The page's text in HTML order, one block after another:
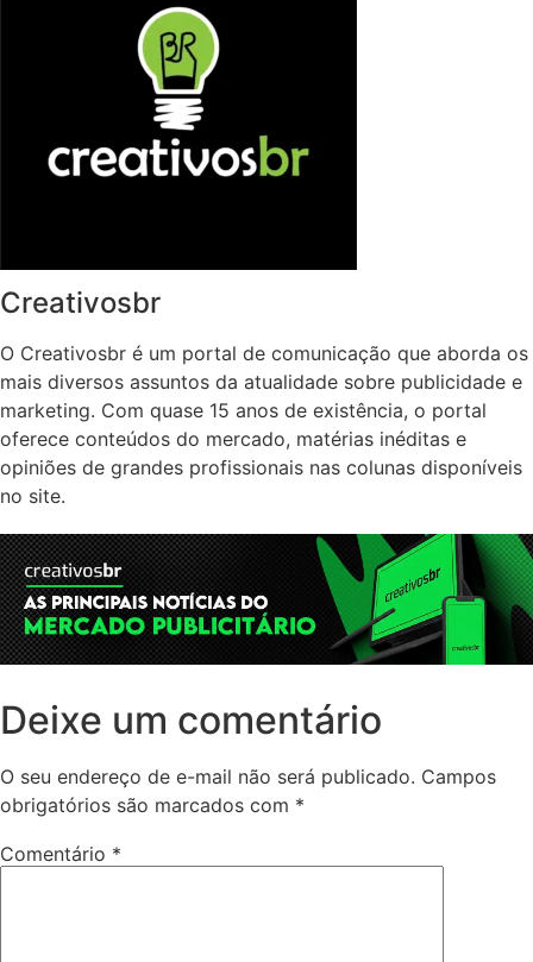
Creativosbr
O Creativosbr é um portal de comunicação que aborda os
mais diversos assuntos da atualidade sobre publicidade e
marketing. Com quase 15 anos de existência, o portal
oferece conteúdos do mercado, matérias inéditas e
opiniões de grandes profissionais nas colunas disponíveis
no site.
Deixe um comentário
O seu endereço de e-mail não será publicado. Campos
obrigatórios são marcados com *
Comentário *